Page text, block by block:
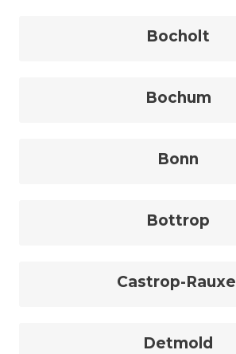
Bocholt
Bochum
Bonn
Bottrop
Castrop-Rauxel
Detmold